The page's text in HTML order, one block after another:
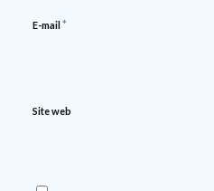
E-mail *
Site web